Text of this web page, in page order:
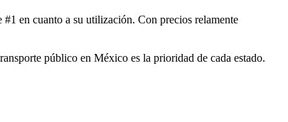
en cuanto a su utilización. Con precios relamente
público en México es la prioridad de cada estado.